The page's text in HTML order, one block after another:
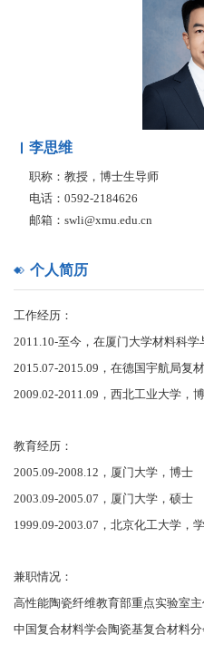
李思维
职称：教授，博士生导师
电话：0592-2184626
邮箱：swli@xmu.edu.cn
个人简历
工作经历：
2011.10-至今，在厦门大学材料科学
2015.07-2015.09，在德国宇航局复
2009.02-2011.09，西北工业大学，
教育经历：
2005.09-2008.12，厦门大学，博士
2003.09-2005.07，厦门大学，硕士
1999.09-2003.07，北京化工大学，
兼职情况：
高性能陶瓷纤维教育部重点实验室
中国复合材料学会陶瓷基复合材料